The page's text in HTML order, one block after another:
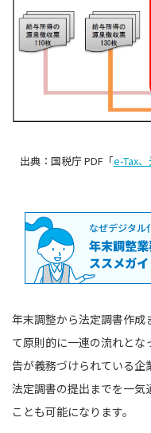
出典：国税庁 PDF「e-Tax
年末調整から法定調書作成
て原則的に一連の流れとな
告が義務づけられている
法定調書の提出までを一気
ことも可能になります。